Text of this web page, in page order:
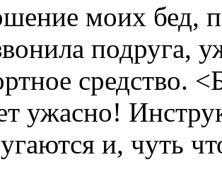
моих бед,
подруга,
средство.
ужасно!
и, чуть